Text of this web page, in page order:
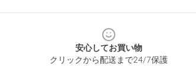
安心してお買い物
クリックから配送まで24/7保護